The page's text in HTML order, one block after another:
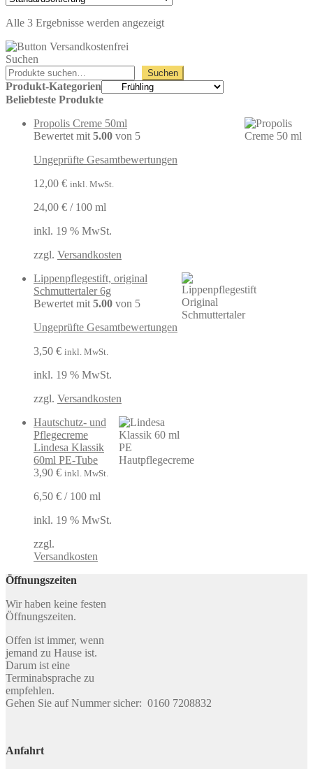
Alle 3 Ergebnisse werden angezeigt
Suchen
Suchen
Produkt-Kategorien
Beliebteste Produkte
Propolis Creme 50ml
Bewertet mit 5.00 von 5
Ungeprüfte Gesamtbewertungen
12,00 € inkl. MwSt.
24,00 € / 100 ml
inkl. 19 % MwSt.
zzgl. Versandkosten
Lippenpflegestift, original
Schmuttertaler 6g
Bewertet mit 5.00 von 5
Ungeprüfte Gesamtbewertungen
3,50 € inkl. MwSt.
inkl. 19 % MwSt.
zzgl. Versandkosten
Hautschutz- und
Pflegecreme
Lindesa Klassik
60ml PE-Tube
3,90 € inkl. MwSt.
6,50 € / 100 ml
inkl. 19 % MwSt.
zzgl.
Versandkosten
Öffnungszeiten
Wir haben keine festen
Öffnungszeiten.
Offen ist immer, wenn
jemand zu Hause ist.
Darum ist eine
Terminabsprache zu
empfehlen.
Gehen Sie auf Nummer sicher: 0160 7208832
Anfahrt